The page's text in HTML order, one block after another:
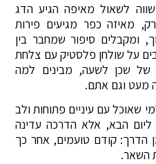
לשאול מאיפה הגיע הדג
מאיזה כפר מגיעים פירות
ומקבלים סיפור שמחבר בין
על שולחן פלסטיק עם צלחת
של שכן לשעה, מבינים למה
מעט וגם אתם.
שאוכל עם עיניים פתוחות ולב
הבא, אלא הדרכה עדינה
הדרך: קודם טועמים, אחר כך
השאר.